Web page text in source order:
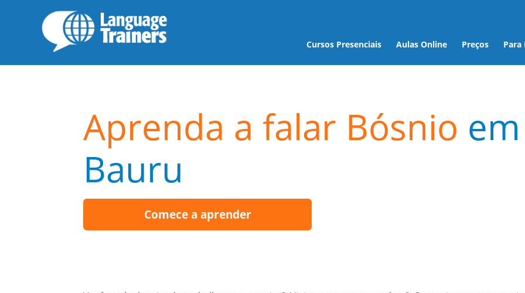
Cursos Presenciais Aulas Online Preços Para
Aprenda a falar Bósnio em
Bauru
Comece a aprender